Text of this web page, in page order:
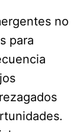
no
para